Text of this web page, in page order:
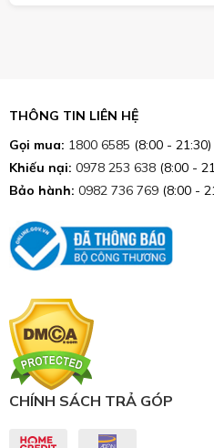
THÔNG TIN LIÊN HỆ
Gọi mua: 1800 6585 (8:00 - 21:30)
Khiếu nại: 0978 253 638 (8:00 -
Bảo hành: 0982 736 769 (8:00 -
CHÍNH SÁCH TRẢ GÓP